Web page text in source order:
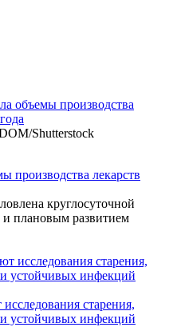
Shutterstock
производства лекарств
круглосуточной
плановым развитием
старения,
и устойчивых инфекций